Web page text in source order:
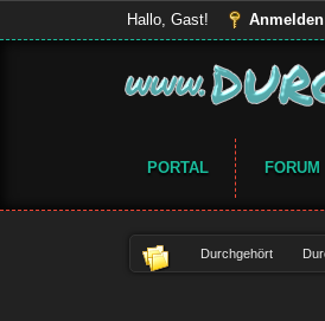
Hallo, Gast! Anmelden
PORTAL FORUM
Durchgehört